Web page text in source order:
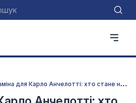
З
аміна для Карло Анчелотті: хто стане новим тренером Андрія Луніна